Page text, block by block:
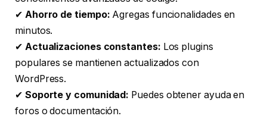
✔ Ahorro de tiempo: Agregas funcionalidades en
minutos.
✔ Actualizaciones constantes: Los plugins
populares se mantienen actualizados con
WordPress.
✔ Soporte y comunidad: Puedes obtener ayuda en
foros o documentación.